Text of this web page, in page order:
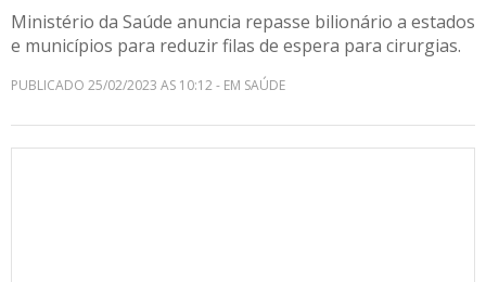
Ministério da Saúde anuncia repasse bilionário a estados
e municípios para reduzir filas de espera para cirurgias.
PUBLICADO 25/02/2023 AS 10:12 - EM SAÚDE